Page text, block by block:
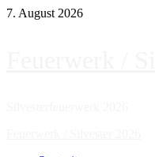
Zum
7. August 2026